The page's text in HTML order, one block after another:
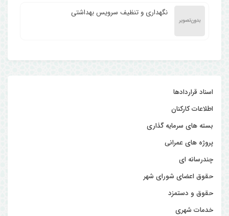
نگهداری و تنظیف سرویس بهداشتی
اسناد قراردادها
اطلاعات کارکنان
بسته های سرمایه گذاری
پروژه های عمرانی
چندرسانه ای
حقوق اعضای شورای شهر
حقوق و دستمزد
خدمات شهری